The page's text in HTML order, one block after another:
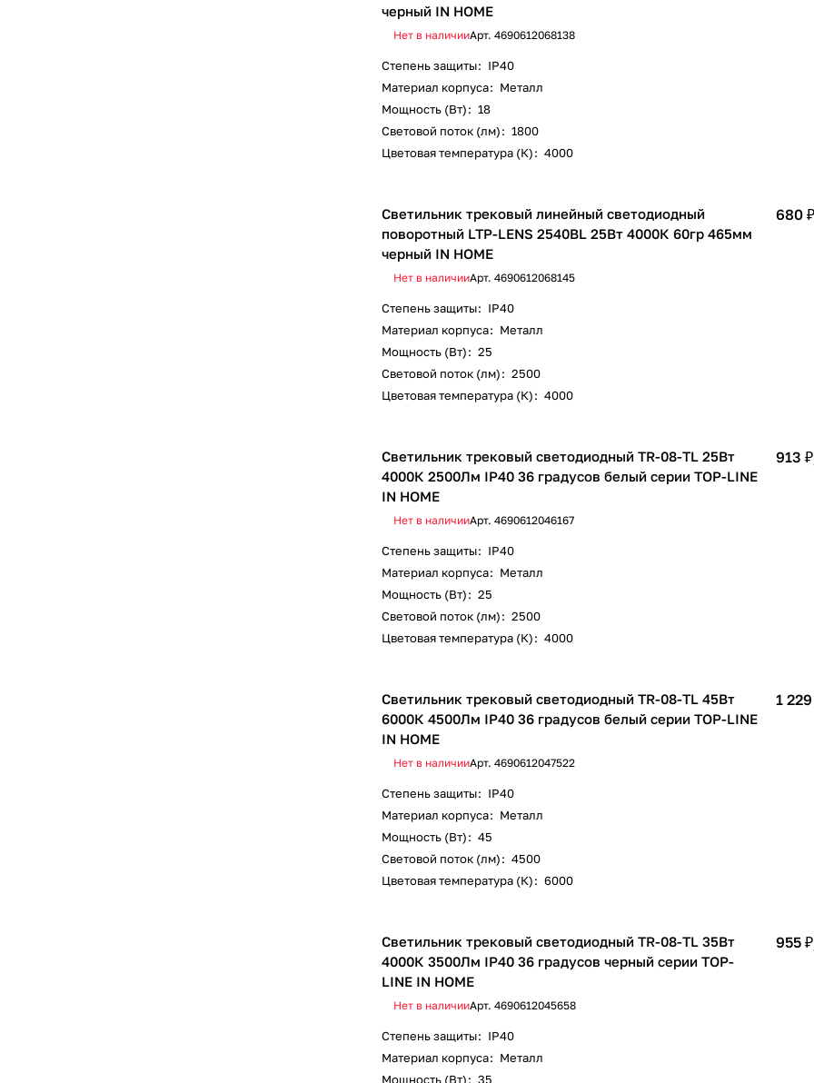
черный IN HOME
Нет в наличииАрт. 4690612068138
Степень защиты: IP40
Материал корпуса: Металл
Мощность (Вт): 18
Световой поток (лм): 1800
Цветовая температура (К): 4000
Светильник трековый линейный светодиодный
поворотный LTP-LENS 2540BL 25Вт 4000К 60гр 465мм
черный IN HOME
Нет в наличииАрт. 4690612068145
680
Степень защиты: IP40
Материал корпуса: Металл
Мощность (Вт): 25
Световой поток (лм): 2500
Цветовая температура (К): 4000
Светильник трековый светодиодный TR-08-TL 25Вт
4000К 2500Лм IP40 36 градусов белый серии TOP-LINE
IN HOME
Нет в наличииАрт. 4690612046167
913
Степень защиты: IP40
Материал корпуса: Металл
Мощность (Вт): 25
Световой поток (лм): 2500
Цветовая температура (К): 4000
Светильник трековый светодиодный TR-08-TL 45Вт
6000К 4500Лм IP40 36 градусов белый серии TOP-LINE
IN HOME
Нет в наличииАрт. 4690612047522
1
Степень защиты: IP40
Материал корпуса: Металл
Мощность (Вт): 45
Световой поток (лм): 4500
Цветовая температура (К): 6000
Светильник трековый светодиодный TR-08-TL 35Вт
4000К 3500Лм IP40 36 градусов черный серии TOP-
LINE IN HOME
Нет в наличииАрт. 4690612045658
955
Степень защиты: IP40
Материал корпуса: Металл
Мощность (Вт): 35